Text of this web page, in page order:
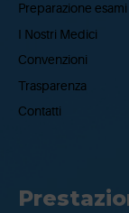
Preparazione esami
I Nostri Medici
Convenzioni
Trasparenza
Contatti